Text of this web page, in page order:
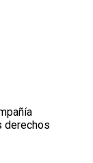
derechos